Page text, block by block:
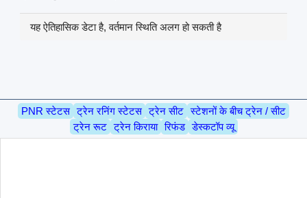
यह ऐतिहासिक डेटा है, वर्तमान स्थिति अलग हो सकती है
PNR स्टेटस ट्रेन रनिंग स्टेटस ट्रेन सीट स्टेशनों के बीच ट्रेन / सीट
ट्रेन रूट ट्रेन किराया रिफंड डेस्कटॉप व्यू